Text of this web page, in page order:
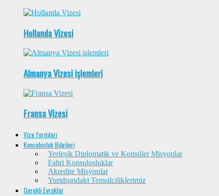
Hollanda Vizesi
Almanya Vizesi işlemleri
Fransa Vizesi
Vize formları
Konsolosluk Bilgileri
Yerleşik Diplomatik ve Konsüler Misyonlar
Fahri Konsolosluklar
Akredite Misyonlar
Yurtdışındaki Temsilciliklerimiz
Gerekli Evraklar